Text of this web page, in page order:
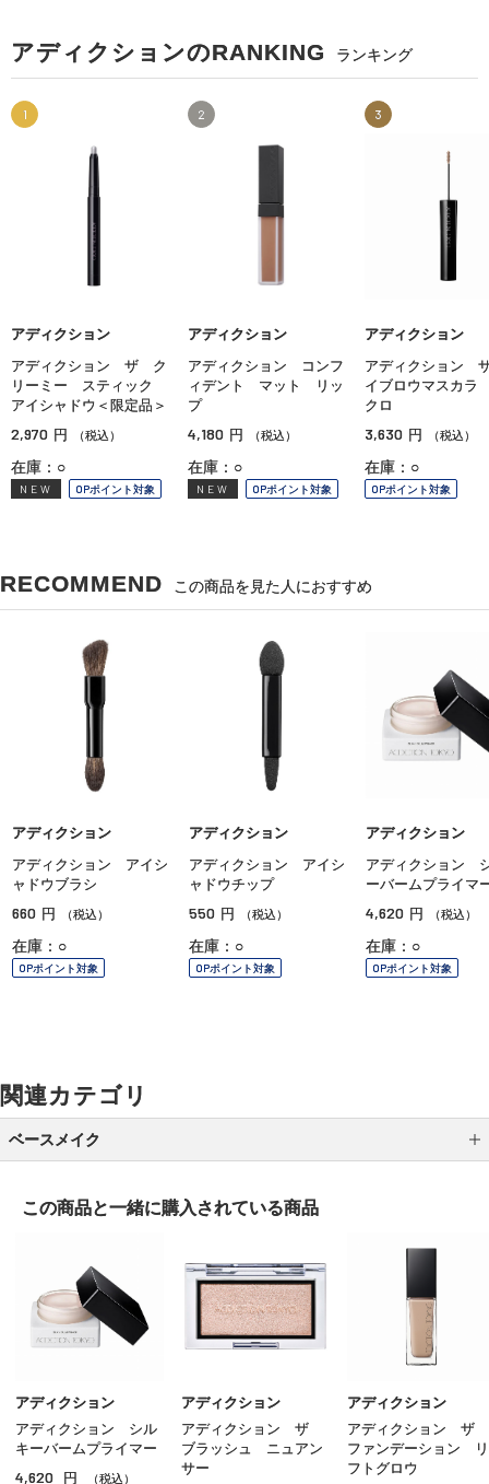
アディクションのRANKING ランキング
1
アディクション
アディクション ザ ク
リーミー スティック
アイシャドウ＜限定品＞
2,970 円 （税込）
在庫：○
NEW OPポイント対象
2
アディクション
アディクション コンフ
ィデント マット リッ
プ
4,180 円 （税込）
在庫：○
NEW OPポイント対象
3
アディクション
アディクション
イブロウマスカ
クロ
3,630 円 （税込）
在庫：○
OPポイント対象
RECOMMEND この商品を見た人におすすめ
アディクション
アディクション アイシ
ャドウブラシ
660 円 （税込）
在庫：○
OPポイント対象
アディクション
アディクション アイシ
ャドウチップ
550 円 （税込）
在庫：○
OPポイント対象
アディクション
アディクション
ーバームプライマ
4,620 円 （税込）
在庫：○
OPポイント対象
関連カテゴリ
ベースメイク
クッションファンデーション
クリームファンデーション
リキッドファンデーション
パウダー
ＢＢ／ＣＣクリーム
この商品と一緒に購入されている商品
アディクション
アディクション シル
キーバームプライマー
4,620 円 （税込）
アディクション
アディクション ザ
ブラッシュ ニュアン
サー
アディクション
アディクション ザ
ファンデーション リ
フトグロウ